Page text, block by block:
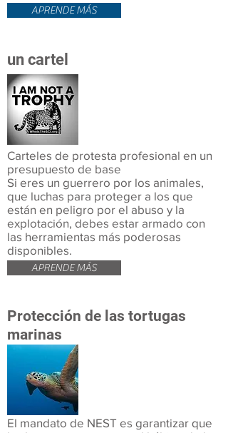
APRENDE MÁS
un cartel
Carteles de protesta profesional en un
presupuesto de base
Si eres un guerrero por los animales,
que luchas para proteger a los que
están en peligro por el abuso y la
explotación, debes estar armado con
las herramientas más poderosas
disponibles.
APRENDE MÁS
Protección de las tortugas
marinas
El mandato de NEST es garantizar que